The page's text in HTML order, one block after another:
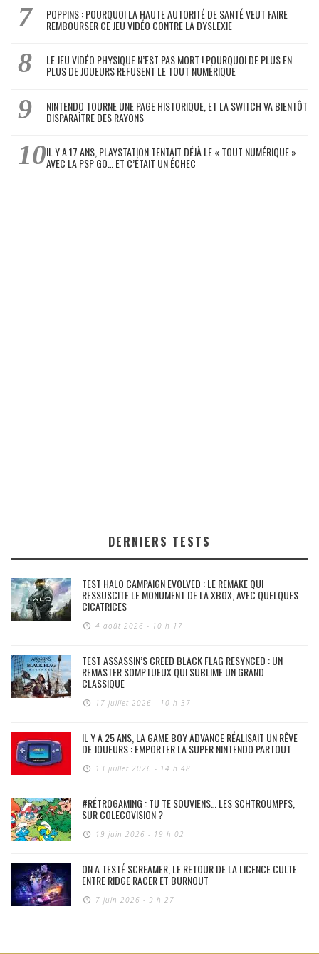
POPPINS : POURQUOI LA HAUTE AUTORITÉ DE SANTÉ VEUT FAIRE
REMBOURSER CE JEU VIDÉO CONTRE LA DYSLEXIE
LE JEU VIDÉO PHYSIQUE N’EST PAS MORT ! POURQUOI DE PLUS EN
PLUS DE JOUEURS REFUSENT LE TOUT NUMÉRIQUE
NINTENDO TOURNE UNE PAGE HISTORIQUE, ET LA SWITCH VA BIENTÔT
DISPARAÎTRE DES RAYONS
IL Y A 17 ANS, PLAYSTATION TENTAIT DÉJÀ LE « TOUT NUMÉRIQUE »
AVEC LA PSP GO… ET C’ÉTAIT UN ÉCHEC
DERNIERS TESTS
TEST HALO CAMPAIGN EVOLVED : LE REMAKE QUI
RESSUSCITE LE MONUMENT DE LA XBOX, AVEC QUELQUES
CICATRICES
4 août 2026 - 10 h 17
TEST ASSASSIN’S CREED BLACK FLAG RESYNCED : UN
REMASTER SOMPTUEUX QUI SUBLIME UN GRAND
CLASSIQUE
17 juillet 2026 - 10 h 37
IL Y A 25 ANS, LA GAME BOY ADVANCE RÉALISAIT UN RÊVE
DE JOUEURS : EMPORTER LA SUPER NINTENDO PARTOUT
13 juillet 2026 - 14 h 48
#RÉTROGAMING : TU TE SOUVIENS… LES SCHTROUMPFS,
SUR COLECOVISION ?
19 juin 2026 - 19 h 02
ON A TESTÉ SCREAMER, LE RETOUR DE LA LICENCE CULTE
ENTRE RIDGE RACER ET BURNOUT
7 juin 2026 - 9 h 27